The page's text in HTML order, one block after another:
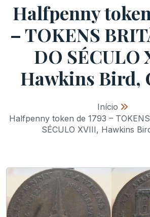
Halfpenny token
– TOKENS
DO SÉCULO
Hawkins Bird,
Início »
Halfpenny token de 1793 –
SÉCULO XVIII, Hawkins